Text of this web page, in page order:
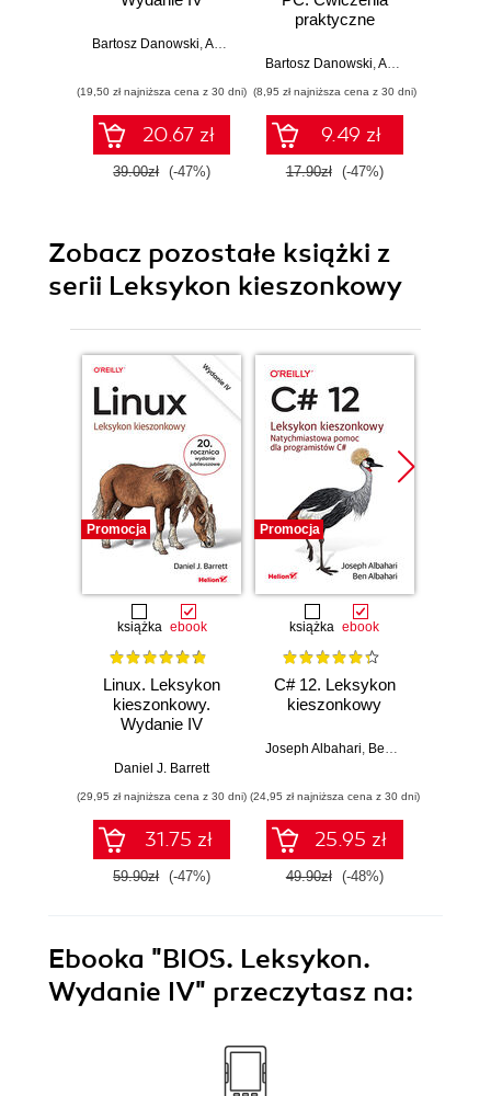
Bartosz Danowski Andrzej Pyrchla
(19,50 zł najniższa cena z 30 dni)
20.67 zł
39.00zł (-47%)
praktyczne
Bartosz Danowski Andrzej Pyrchla
(8,95 zł najniższa cena z 30 dni)
9.49 zł
17.90zł (-47%)
Zobacz pozostałe książki z
serii Leksykon kieszonkowy
Promocja
książka ebook
Linux. Leksykon
kieszonkowy.
Wydanie IV
Daniel J. Barrett
(29,95 zł najniższa cena z 30 dni)
31.75 zł
59.90zł (-47%)
Promocja
książka ebook
C# 12. Leksykon
kieszonkowy
Joseph Albahari, Ben Albahari
(24,95 zł najniższa cena z 30 dni)
25.95 zł
49.90zł (-48%)
Ebooka "BIOS. Leksykon.
Wydanie IV" przeczytasz na: